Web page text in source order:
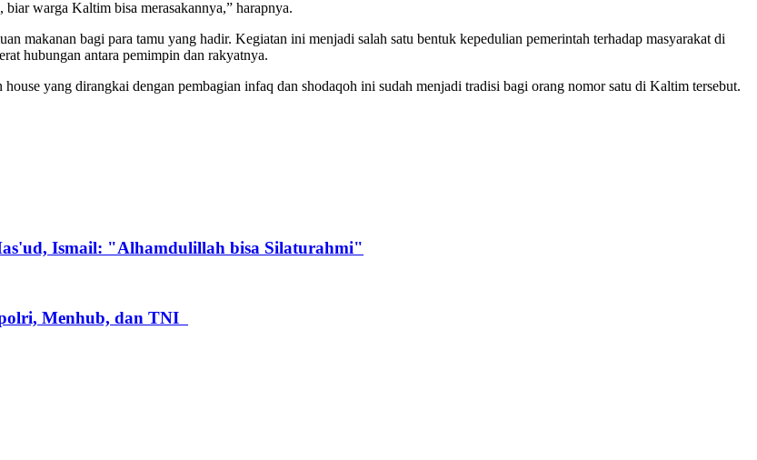
warga Kaltim bisa merasakannya,” harapnya.
makanan bagi para tamu yang hadir. Kegiatan ini menjadi salah satu bentuk kepedulian pemerintah terhadap masyarakat di
hubungan antara pemimpin dan rakyatnya.
yang dirangkai dengan pembagian infaq dan shodaqoh ini sudah menjadi tradisi bagi orang nomor satu di Kaltim tersebut.
Ismail: "Alhamdulillah bisa Silaturahmi"
Menhub, dan TNI